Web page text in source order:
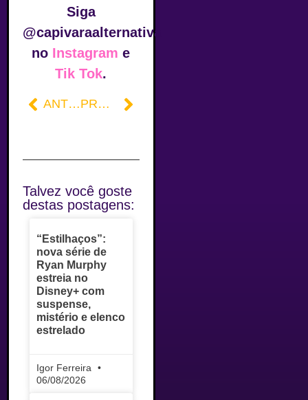
Siga
@capivaraalternativa
no Instagram e
Tik Tok.
ANTERIOR PRÓXIMO
Talvez você goste
destas postagens:
“Estilhaços”:
nova série de
Ryan Murphy
estreia no
Disney+ com
suspense,
mistério e elenco
estrelado
Igor Ferreira
06/08/2026